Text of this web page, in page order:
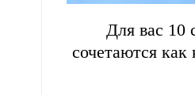
Для вас 10
сочетаются